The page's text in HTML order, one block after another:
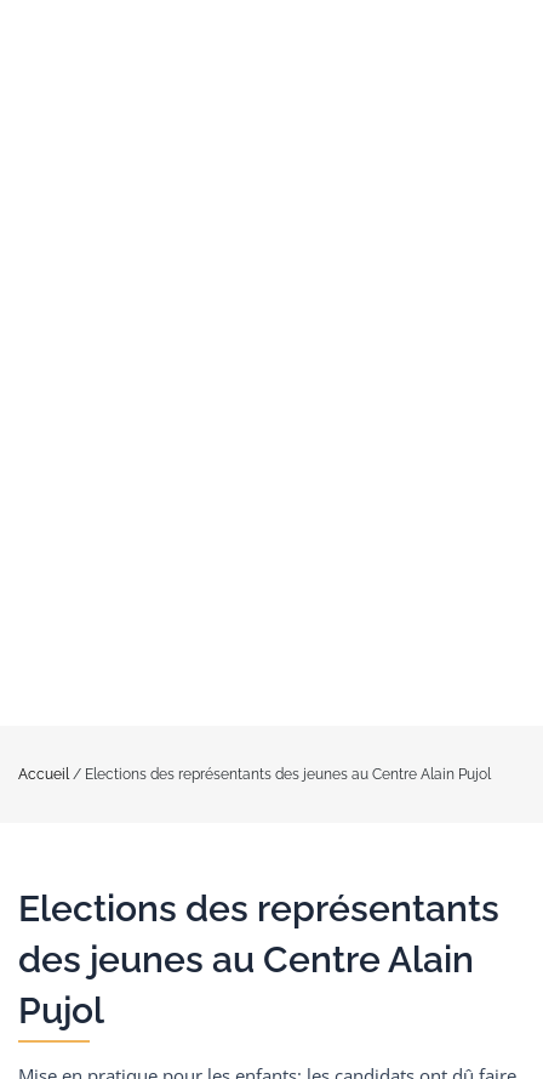
Accueil/ Elections des représentants des jeunes au Centre Alain Pujol
Elections des représentants
des jeunes au Centre Alain
Pujol